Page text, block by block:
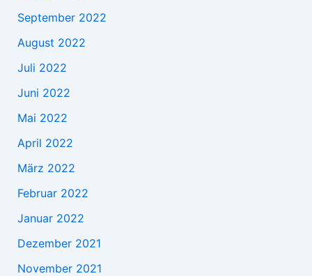
September 2022
August 2022
Juli 2022
Juni 2022
Mai 2022
April 2022
März 2022
Februar 2022
Januar 2022
Dezember 2021
November 2021